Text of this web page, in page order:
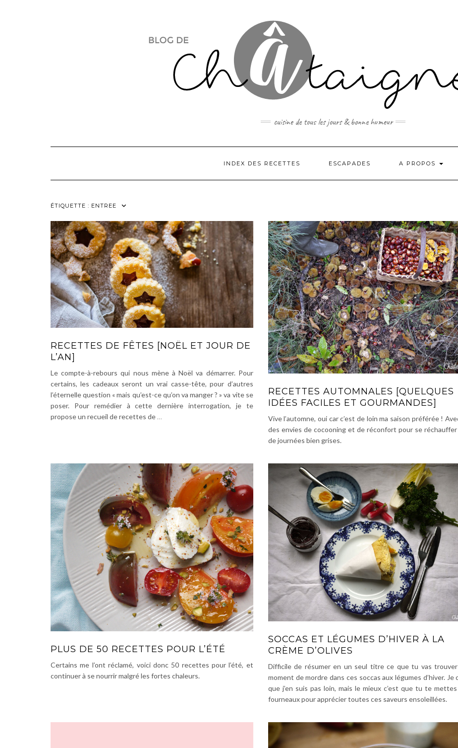
cuisine de tous les jours & bonne humeur
INDEX DES RECETTES ESCAPADES A PROPOS
ÉTIQUETTE : ENTREE
RECETTES DE FÊTES [NOËL ET JOUR DE
L’AN]
Le compte-à-rebours qui nous mène à Noël va démarrer. Pour
certains, les cadeaux seront un vrai casse-tête, pour d’autres
l’éternelle question « mais qu’est-ce qu’on va manger ? » va vite se
poser. Pour remédier à cette dernière interrogation, je te
propose un recueil de recettes de …
RECETTES AUTOMNALES [QUELQUES
IDÉES FACILES ET GOURMANDES]
Vive l’automne, oui car c’est de loin ma saison préférée !
des envies de cocooning et de réconfort pour se
de journées bien grises.
PLUS DE 50 RECETTES POUR L’ÉTÉ
Certains me l’ont réclamé, voici donc 50 recettes pour l’été, et
continuer à se nourrir malgré les fortes chaleurs.
SOCCAS ET LÉGUMES D’HIVER À LA
CRÈME D’OLIVES
Difficile de résumer en un seul titre ce que tu vas
moment de mordre dans ces soccas aux légumes d’hiver. Je
que j’en suis pas loin, mais le mieux c’est que tu te
fourneaux pour apprécier toutes ces saveurs ensoleillées.